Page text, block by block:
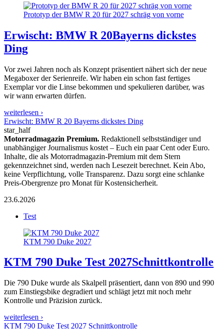
Prototyp der BMW R 20 für 2027 schräg von vorne
Erwischt: BMW R 20Bayerns dickstes
Ding
Vor zwei Jahren noch als Konzept präsentiert nähert sich der neue
Megaboxer der Serienreife. Wir haben ein schon fast fertiges
Exemplar vor die Linse bekommen und spekulieren darüber, was
wir wann erwarten dürfen.
weiterlesen ›
Erwischt: BMW R 20 Bayerns dickstes Ding
star_half
Motorradmagazin Premium. Redaktionell selbstständiger und
unabhängiger Journalismus kostet – Euch ein paar Cent oder Euro.
Inhalte, die als Motorradmagazin-Premium mit dem Stern
gekennzeichnet sind, werden nach Lesezeit berechnet. Kein Abo,
keine Verpflichtung, volle Transparenz. Dazu sorgt eine schlanke
Preis-Obergrenze pro Monat für Kostensicherheit.
23.6.2026
Test
KTM 790 Duke 2027
KTM 790 Duke Test 2027Schnittkontrolle
Die 790 Duke wurde als Skalpell präsentiert, dann von 890 und 990
zum Einstiegsbike degradiert und schlägt jetzt mit noch mehr
Kontrolle und Präzision zurück.
weiterlesen ›
KTM 790 Duke Test 2027 Schnittkontrolle